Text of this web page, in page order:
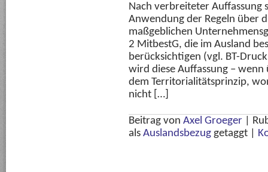
Nach verbreiteter
Anwendung der Regeln über
maßgeblichen
2 MitbestG, die im Ausland
berücksichtigen (vgl. BT-
wird diese Auffassung –
dem Territorialitätsprinzip,
nicht […]
Beitrag von Axel Groeger
als Auslandsbezug getaggt